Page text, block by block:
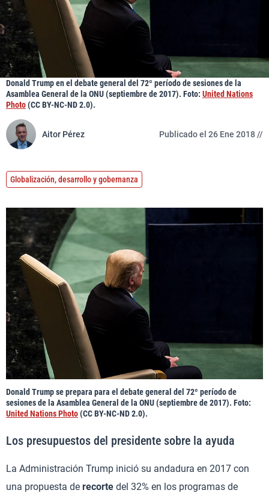
Donald Trump en el debate general del 72º período de sesiones de la
Asamblea General de la ONU (septiembre de 2017). Foto: United Nations
Photo(CC BY-NC-ND 2.0).
Aitor Pérez Publicado el 26 Ene 2018 //
Globalización, desarrollo y gobernanza
Donald Trump se prepara para el debate general del 72º período de
sesiones de la Asamblea General de la ONU (septiembre de 2017). Foto:
United Nations Photo(CC BY-NC-ND 2.0).
Los presupuestos del presidente sobre la ayuda
La Administración Trump inició su andadura en 2017 con
una propuesta de recorte del 32% en los programas de